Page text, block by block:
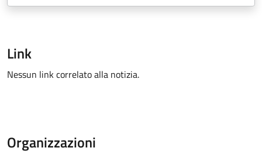
Link
Nessun link correlato alla notizia.
Organizzazioni